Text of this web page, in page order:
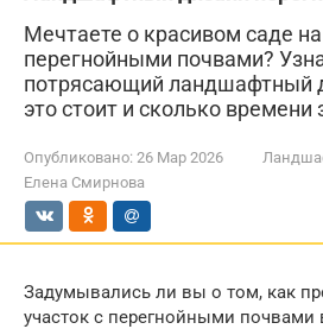
Мечтаете о красивом саде на
перегнойными почвами?
потрясающий ландшафтный
это стоит и сколько времени
Опубликовано: 26 Мар 2026
Елена Смирнова
Задумывались ли вы о том, как
участок с перегнойными почвами